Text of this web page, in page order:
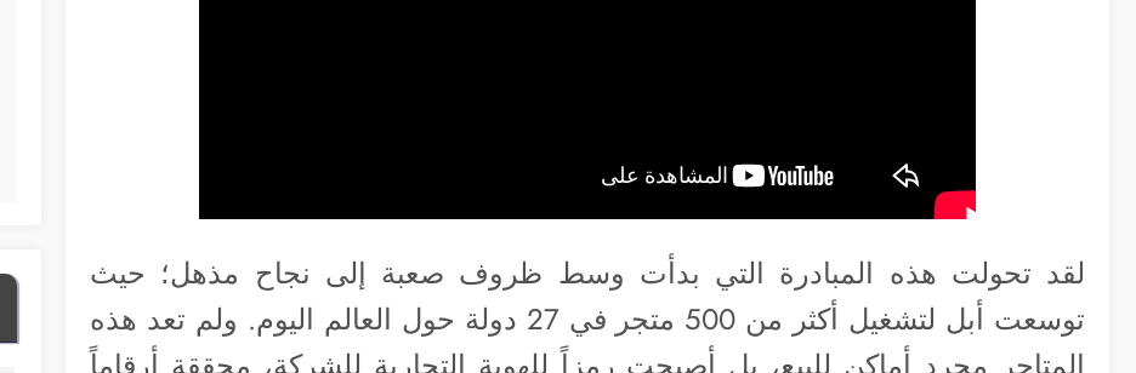
لقد تحولت هذه المبادرة التي بدأت وسط ظروف صعبة إلى نجاح مذهل؛ حيث
توسعت أبل لتشغيل أكثر من 500 متجر في 27 دولة حول العالم اليوم. ولم تعد هذه